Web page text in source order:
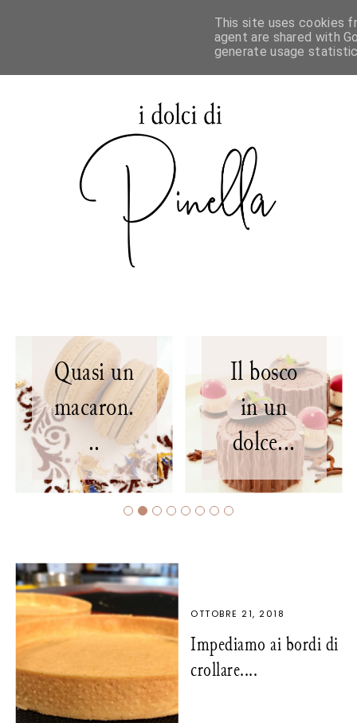
Il bosco
in un
dolce...
Mon
Fraisier
...
OTTOBRE 21, 2018
Impediamo ai bordi di
crollare....
This site uses cookies
agent are shared with
generate usage